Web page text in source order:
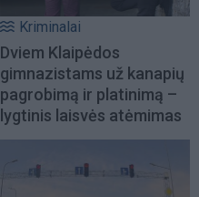
Kriminalai
Dviem Klaipėdos
gimnazistams už kanapių
pagrobimą ir platinimą –
lygtinis laisvės atėmimas